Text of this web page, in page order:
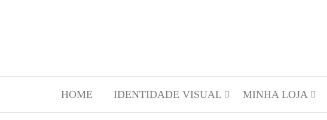
HOME IDENTIDADE VISUAL MINHA LOJA